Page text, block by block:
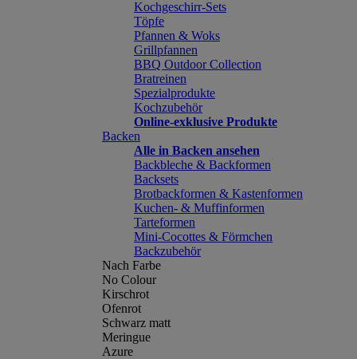
Kochgeschirr-Sets
Töpfe
Pfannen & Woks
Grillpfannen
BBQ Outdoor Collection
Bratreinen
Spezialprodukte
Kochzubehör
Online-exklusive Produkte
Backen
Alle in Backen ansehen
Backbleche & Backformen
Backsets
Brotbackformen & Kastenformen
Kuchen- & Muffinformen
Tarteformen
Mini-Cocottes & Förmchen
Backzubehör
Nach Farbe
No Colour
Kirschrot
Ofenrot
Schwarz matt
Meringue
Azure